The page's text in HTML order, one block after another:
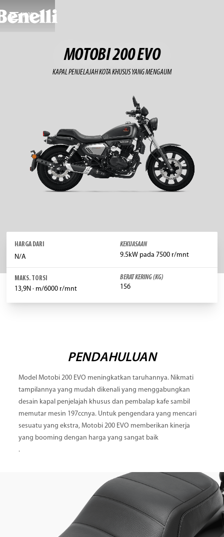
MODEL
MOTOBI 200 EVO
KAPAL PENJELAJAH KOTA KHUSUS YANG MENGAUM
HARGA DARI
N/A
KEKUASAAN
9.5kW pada 7500 r/mnt
MAKS. TORSI
13,9N · m/6000 r/mnt
BERAT KERING (KG)
156
PENDAHULUAN
Model Motobi 200 EVO meningkatkan taruhannya. Nikmati
tampilannya yang mudah dikenali yang menggabungkan
desain kapal penjelajah khusus dan pembalap kafe sambil
memutar mesin 197ccnya. Untuk pengendara yang mencari
sesuatu yang ekstra, Motobi 200 EVO memberikan kinerja
yang booming dengan harga yang sangat baik
.